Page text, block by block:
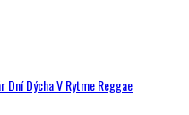
Dýcha V Rytme Reggae